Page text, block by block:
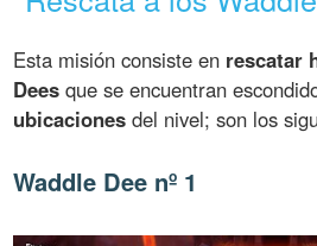
Esta misión consiste en rescatar
Dees que se encuentran
ubicaciones del nivel; son los
Waddle Dee nº 1